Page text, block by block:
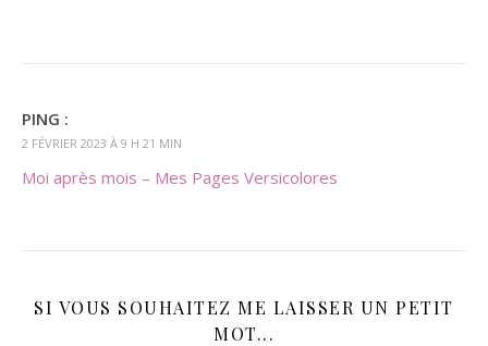
PING :
2 FÉVRIER 2023 À 9 H 21 MIN
Moi après mois – Mes Pages Versicolores
SI VOUS SOUHAITEZ ME LAISSER UN PETIT
MOT...